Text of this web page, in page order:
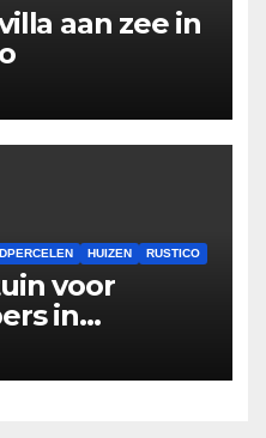
aan zee in
HUIZEN RUSTICO
voor
in